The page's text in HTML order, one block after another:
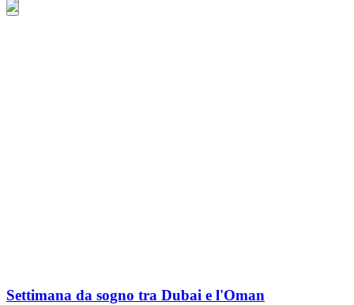
Settimana da sogno tra Dubai e l'Oman